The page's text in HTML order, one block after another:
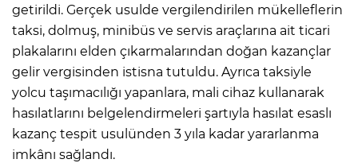
getirildi. Gerçek usulde vergilendirilen mükelleflerin
taksi, dolmuş, minibüs ve servis araçlarına ait ticari
plakalarını elden çıkarmalarından doğan kazançlar
gelir vergisinden istisna tutuldu. Ayrıca taksiyle
yolcu taşımacılığı yapanlara, mali cihaz kullanarak
hasılatlarını belgelendirmeleri şartıyla hasılat esaslı
kazanç tespit usulünden 3 yıla kadar yararlanma
imkânı sağlandı.